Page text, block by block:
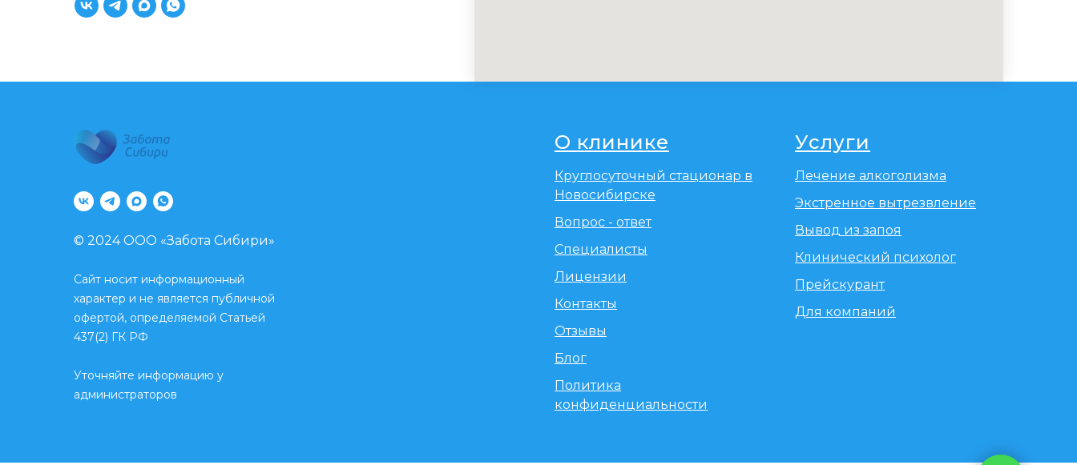
© 2024 ООО «Забота Сибири»
Сайт носит информационный
характер и не является публичной
офертой, определяемой Статьей
437(2) ГК РФ
Уточняйте информацию у
администраторов
О клинике
Круглосуточный стационар в
Новосибирске
Вопрос - ответ
Специалисты
Лицензии
Контакты
Отзывы
Блог
Политика
конфиденциальности
Услуги
Лечение алкоголизма
Экстренное вытрезвление
Вывод из запоя
Клинический психолог
Прейскурант
Для компаний